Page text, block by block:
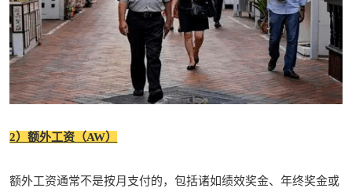
2）额外工资（AW）
额外工资通常不是按月支付的，包括诸如绩效奖金、年终奖金或